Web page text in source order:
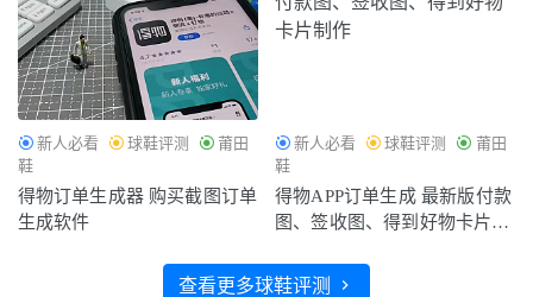
新人必看 球鞋评测
莆田
鞋
得物订单生成器 购买截图订单
生成软件
新人必看 球鞋评测
莆田
鞋
得物APP订单生成 最新版付款
图、签收图、得到好物卡片制
查看更多球鞋评测